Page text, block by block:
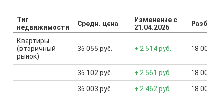
Тип
недвижимости
Средн. цена
Изменение с
21.04.2026
Квартиры
(вторичный
рынок)
36 055 руб. + 2 514 руб. 18 000
36 102 руб. + 2 561 руб. 18 000
36 003 руб. + 2 462 руб. 18 000